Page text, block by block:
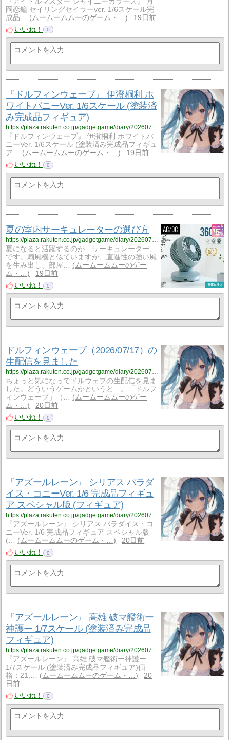
岡恋鐘 セイリングセイラーver. 1/6スケール完
成品…
ムームームムーのゲーム・…
19日前
いいね！
0
『ドルフィンウェーブ』 伊澄桐利 ホ
ワイトバニーVer. 1/6スケール (塗装済
み完成品フィギュア)
https://plaza.rakuten.co.jp/gadgetgame/diary/202607180003/
『ドルフィンウェーブ』 伊澄桐利 ホワイトバ
ニーVer. 1/6スケール (塗装済み完成品フィギュ
ア…
ムームームムーのゲーム・…
19日前
いいね！
0
夏の室内サーキュレーターの選び方
https://plaza.rakuten.co.jp/gadgetgame/diary/202607180002/
夏になると活躍するのが「サーキュレーター」
です。扇風機と似ていますが、直進性の強い風
を生み出し、部屋…
ムームームムーのゲー
ム・…
19日前
いいね！
0
ドルフィンウェーブ（2026/07/17）の
生配信を見ました
https://plaza.rakuten.co.jp/gadgetgame/diary/202607180001/
ちょっと気になってドルウェブの生配信を見ま
した。どういうゲームかというと…。「ドルフ
ィンウェーブ」（…
ムームームムーのゲー
ム・…
20日前
いいね！
0
『アズールレーン』 シリアス パラダ
イス・コニーVer. 1/6 完成品フィギュ
ア スペシャル版 (フィギュア)
https://plaza.rakuten.co.jp/gadgetgame/diary/202607180000/
『アズールレーン』 シリアス パラダイス・コ
ニーVer. 1/6 完成品フィギュア スペシャル版
(…
ムームームムーのゲーム・…
20日前
いいね！
0
『アズールレーン』 高雄 破マ艦術ー
神護ー 1/7スケール (塗装済み完成品
フィギュア)
https://plaza.rakuten.co.jp/gadgetgame/diary/202607170000/
『アズールレーン』 高雄 破マ艦術ー神護ー
1/7スケール (塗装済み完成品フィギュア)価
格：21,…
ムームームムーのゲーム・…
20
日前
いいね！
0